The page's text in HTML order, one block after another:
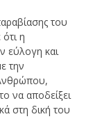
του
η
εύλογη και
την
να αποδείξει
στη δική του